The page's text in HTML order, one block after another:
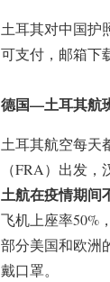
土耳其对中国护
可支付，邮箱下
德国—土耳其航
土耳其航空每天
（FRA）出发
土航在疫情期间
飞机上座率50%
部分美国和欧洲
戴口罩。